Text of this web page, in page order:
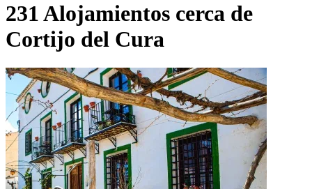
231 Alojamientos cerca de
Cortijo del Cura